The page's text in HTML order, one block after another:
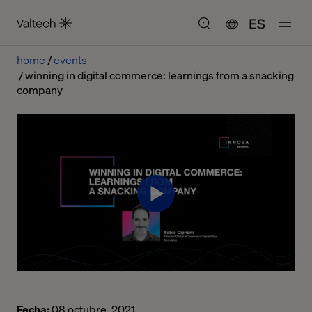
ES
home
events
winning in digital commerce: learnings from a snacking
company
Fecha:08 octubre, 2021